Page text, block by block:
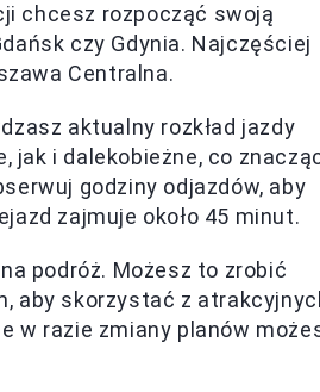
chcesz rozpocząć swoją
czy Gdynia. Najczęściej
Centralna.
aktualny rozkład jazdy
jak i dalekobieżne, co
godziny odjazdów, aby
zajmuje około 45 minut.
podróż. Możesz to zrobić
aby skorzystać z
w razie zmiany planów